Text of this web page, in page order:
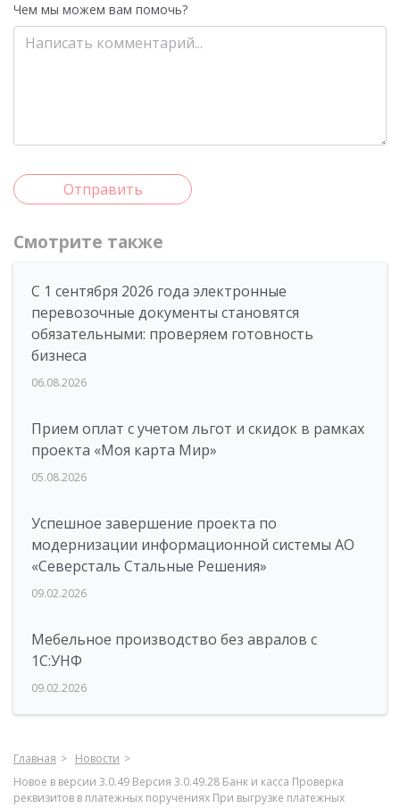
Чем мы можем вам помочь?
Отправить
Смотрите также
С 1 сентября 2026 года электронные
перевозочные документы становятся
обязательными: проверяем готовность
бизнеса
06.08.2026
Прием оплат с учетом льгот и скидок в рамках
проекта «Моя карта Мир»
05.08.2026
Успешное завершение проекта по
модернизации информационной системы АО
«Северсталь Стальные Решения»
09.02.2026
Мебельное производство без авралов с
1С:УНФ
09.02.2026
Главная
Новости
Новое в версии 3.0.49 Версия 3.0.49.28 Банк и касса Проверка
реквизитов в платежных поручениях При выгрузке платежных